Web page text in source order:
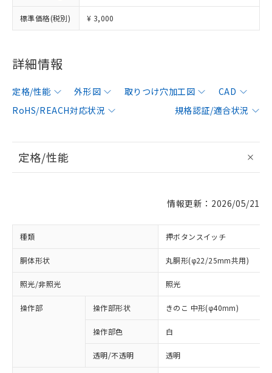
標準価格(税別) ¥ 3,000
詳細情報
定格/性能 外形図 取りつけ穴加工図
CAD
RoHS/REACH対応状況
規格認証/適合状況
定格/性能
情報更新：2026/05/21
種類 押ボタンスイッチ
胴体形状 丸胴形(φ22/25mm共用)
照光/非照光 照光
操作部 操作部形状 きのこ 中形(φ40mm)
操作部色 白
透明/不透明 透明